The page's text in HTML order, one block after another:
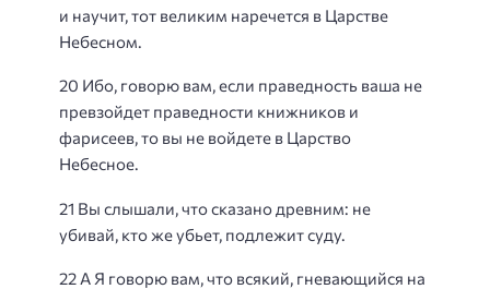
и научит, тот великим наречется в Царстве
Небесном.
20 Ибо, говорю вам, если праведность ваша не
превзойдет праведности книжников и
фарисеев, то вы не войдете в Царство
Небесное.
21 Вы слышали, что сказано древним: не
убивай, кто же убьет, подлежит суду.
22 А Я говорю вам, что всякий, гневающийся на